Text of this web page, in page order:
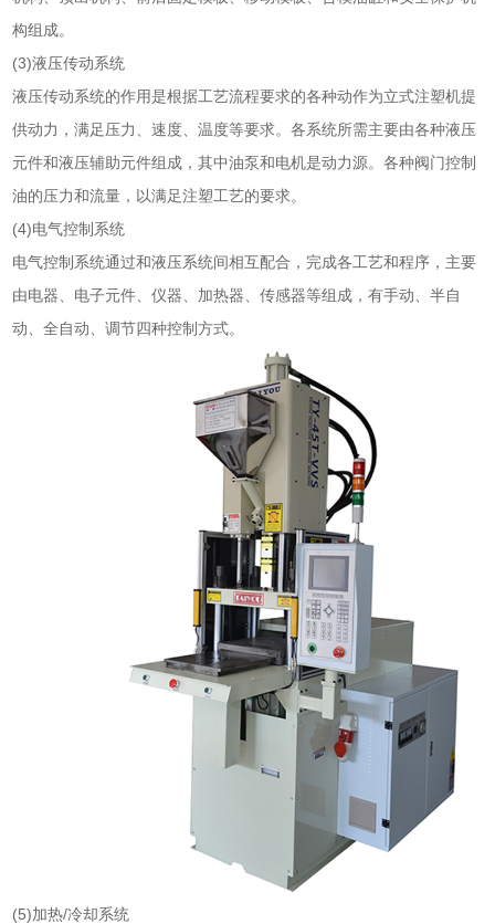
构组成。
(3)液压传动系统
液压传动系统的作用是根据工艺流程要求的各种动作为立式注塑机提
供动力，满足压力、速度、温度等要求。各系统所需主要由各种液压
元件和液压辅助元件组成，其中油泵和电机是动力源。各种阀门控制
油的压力和流量，以满足注塑工艺的要求。
(4)电气控制系统
电气控制系统通过和液压系统间相互配合，完成各工艺和程序，主要
由电器、电子元件、仪器、加热器、传感器等组成，有手动、半自
动、全自动、调节四种控制方式。
(5)加热/冷却系统